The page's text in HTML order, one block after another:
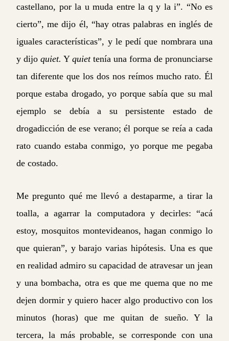
castellano, por la u muda entre la q y la i”. “No es
cierto”, me dijo él, “hay otras palabras en inglés de
iguales características”, y le pedí que nombrara una
y dijo quiet. Y quiettenía una forma de pronunciarse
tan diferente que los dos nos reímos mucho rato. Él
porque estaba drogado, yo porque sabía que su mal
ejemplo se debía a su persistente estado de
drogadicción de ese verano; él porque se reía a cada
rato cuando estaba conmigo, yo porque me pegaba
de costado.
Me pregunto qué me llevó a destaparme, a tirar la
toalla, a agarrar la computadora y decirles: “acá
estoy, mosquitos montevideanos, hagan conmigo lo
que quieran”, y barajo varias hipótesis. Una es que
en realidad admiro su capacidad de atravesar un jean
y una bombacha, otra es que me quema que no me
dejen dormir y quiero hacer algo productivo con los
minutos (horas) que me quitan de sueño. Y la
tercera, la más probable, se corresponde con una